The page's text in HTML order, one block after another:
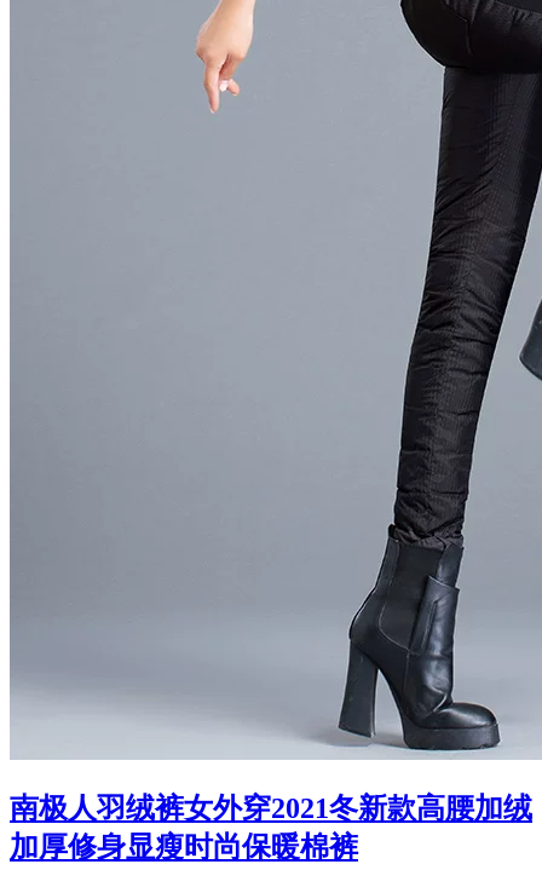
南极人羽绒裤女外穿2021冬新款高腰加绒
加厚修身显瘦时尚保暖棉裤